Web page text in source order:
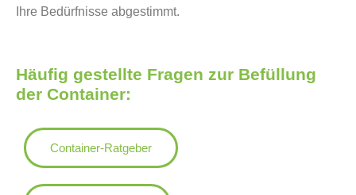
Ihre Bedürfnisse abgestimmt.
Häufig gestellte Fragen zur Befüllung
der Container:
Container-Ratgeber